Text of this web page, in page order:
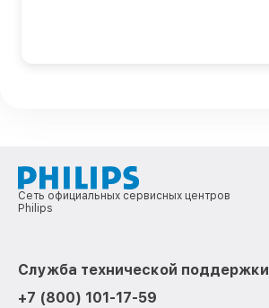
Сеть официальных сервисных центров
Philips
Служба технической поддержки
+7 (800) 101-17-59